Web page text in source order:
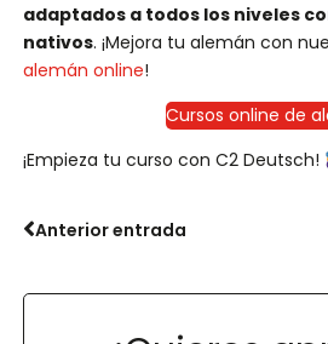
adaptados a todos los niveles
nativos. ¡Mejora tu alemán con
alemán online!
Cursos online de
¡Empieza tu curso con C2 Deutsch!
Anterior entrada